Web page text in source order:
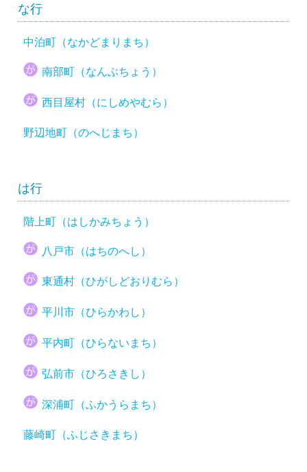
な行
中泊町（なかどまりまち）
南部町（なんぶちょう）
西目屋村（にしめやむら）
野辺地町（のへじまち）
は行
階上町（はしかみちょう）
八戸市（はちのへし）
東通村（ひがしどおりむら）
平川市（ひらかわし）
平内町（ひらないまち）
弘前市（ひろさきし）
深浦町（ふかうらまち）
藤崎町（ふじさきまち）